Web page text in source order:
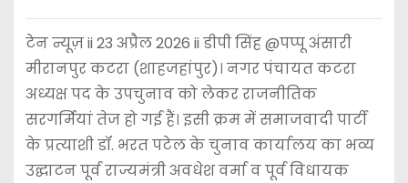
टेन न्यूज़ ii 23 अप्रैल 2026 ii डीपी सिंह @पप्पू अंसारी
मीरानपुर कटरा (शाहजहांपुर)। नगर पंचायत कटरा
अध्यक्ष पद के उपचुनाव को लेकर राजनीतिक
सरगर्मियां तेज हो गई हैं। इसी क्रम में समाजवादी पार्टी
के प्रत्याशी डॉ. भरत पटेल के चुनाव कार्यालय का भव्य
उद्घाटन पूर्व राज्यमंत्री अवधेश वर्मा व पूर्व विधायक